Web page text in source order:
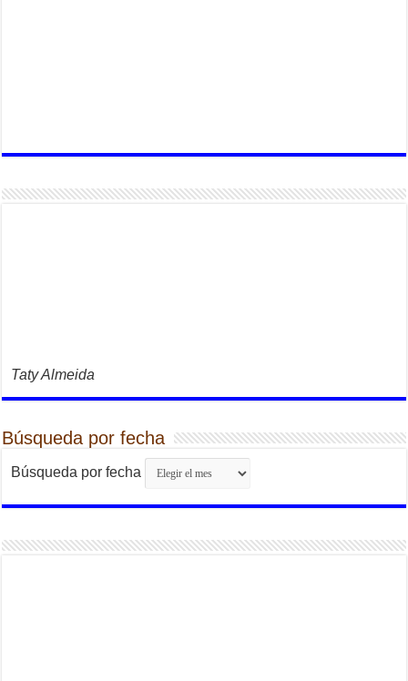
Taty Almeida
Búsqueda por fecha
Búsqueda por fecha